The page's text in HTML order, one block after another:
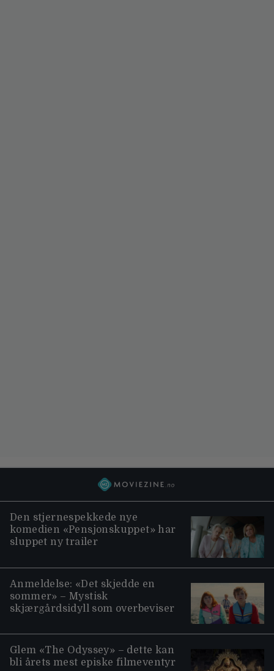
Den stjernespekkede nye
komedien «Pensjonskuppet» har
sluppet ny trailer
Anmeldelse: «Det skjedde en
sommer» – Mystisk
skjærgårdsidyll som overbeviser
Glem «The Odyssey» – dette kan
bli årets mest episke filmeventyr